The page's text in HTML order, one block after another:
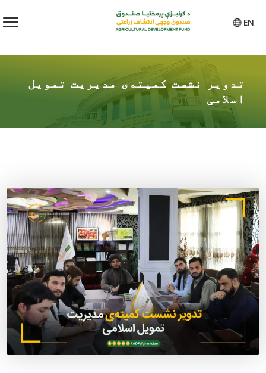
EN
تدویر نشست کمیته‌ی مدیریت تمویل
اسلامی